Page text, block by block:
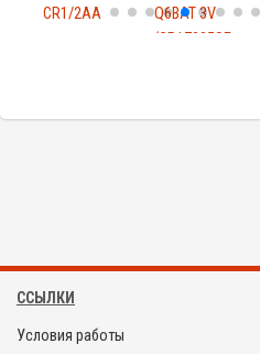
CR1/2AA
Q6BAT 3V
(CR17335SE-
ССЫЛКИ
Условия работы